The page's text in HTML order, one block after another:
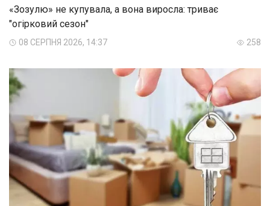
«Зозулю» не купувала, а вона виросла: триває
"огірковий сезон"
08 СЕРПНЯ 2026, 14:37 258